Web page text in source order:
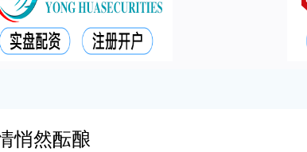
悄然酝酿